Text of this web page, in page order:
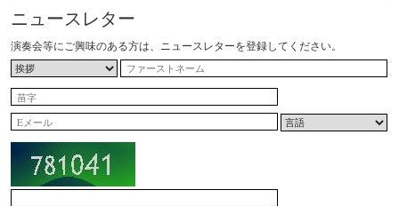
ニュースレター
演奏会等にご興味のある方は、ニュースレターを登録してください。